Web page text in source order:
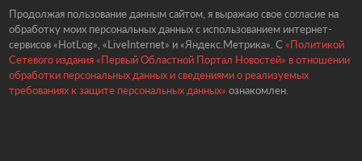
Продолжая пользование данным сайтом, я выражаю свое согласие на
обработку моих персональных данных с использованием интернет-
сервисов «HotLog», «LiveInternet» и «Яндекс.Метрика». С «Политикой
Сетевого издания «Первый Областной Портал Новостей» в отношении
обработки персональных данных и сведениями о реализуемых
требованиях к защите персональных данных» ознакомлен.